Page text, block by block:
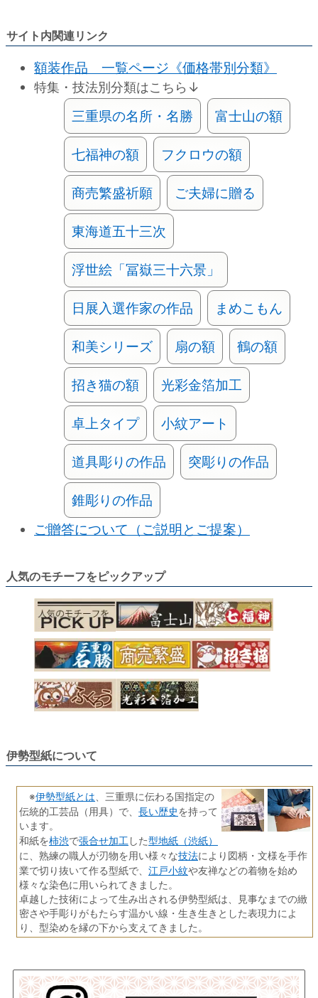
サイト内関連リンク
額装作品 一覧ページ《価格帯別分類》
特集・技法別分類はこちら↓
三重県の名所・名勝 富士山の額
七福神の額 フクロウの額
商売繁盛祈願 ご夫婦に贈る
東海道五十三次
浮世絵「冨嶽三十六景」
日展入選作家の作品 まめこもん
和美シリーズ 扇の額 鶴の額
招き猫の額 光彩金箔加工
卓上タイプ 小紋アート
道具彫りの作品 突彫りの作品
錐彫りの作品
ご贈答について（ご説明とご提案）
人気のモチーフをピックアップ
伊勢型紙について
※伊勢型紙とは、三重県に伝わる国指定の
伝統的工芸品（用具）で、 長い歴史を持って
います。
和紙を柿渋で張合せ加工した型地紙（渋紙）
に、熟練の職人が刃物を用い様々な技法により図柄・文様を手作
業で切り抜いて作る型紙で、 江戸小紋や友禅などの着物を始め
様々な染色に用いられてきました。
卓越した技術によって生み出される伊勢型紙は、見事なまでの緻
密さや手彫りがもたらす温かい線・生き生きとした表現力によ
り、型染めを縁の下から支えてきました。